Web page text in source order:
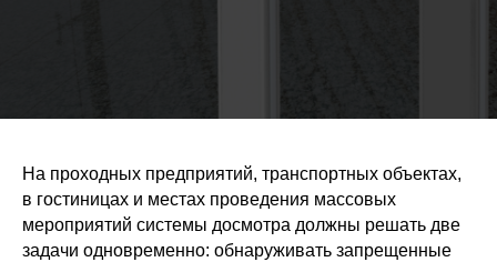
На проходных предприятий, транспортных объектах,
в гостиницах и местах проведения массовых
мероприятий системы досмотра должны решать две
задачи одновременно: обнаруживать запрещенные